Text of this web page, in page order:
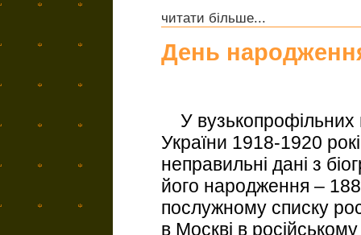
читати більше...
День
У вузькопрофільних
України 1918-1920
неправильні дані з
його народження –
послужному списку
в Москві в